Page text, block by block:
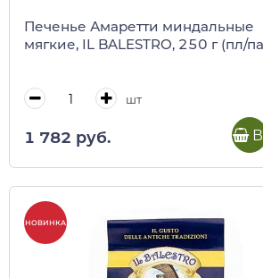
Печенье Амаретти миндальные
мягкие, IL BALESTRO, 250 г (пл/
шт
1 782 руб. В
НОВИНКА